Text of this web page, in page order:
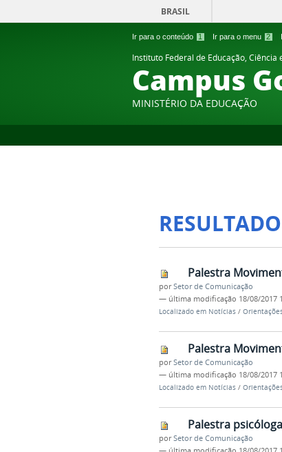
Ir para o conteúdo 1 Ir para o menu 2
BRASIL
Instituto Federal de Educação,
Campus
MINISTÉRIO DA EDUCAÇÃO
Palestra
porSetor de Comunicação
— última modificação 18/08/2017
Localizado em Notícias /
Palestra
porSetor de Comunicação
— última modificação 18/08/2017
Localizado em Notícias /
Palestra
porSetor de Comunicação